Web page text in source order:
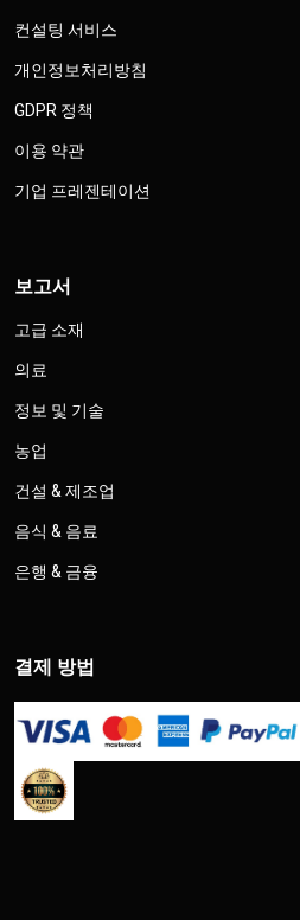
컨설팅 서비스
개인정보처리방침
GDPR 정책
이용 약관
기업 프레젠테이션
보고서
고급 소재
의료
정보 및 기술
농업
건설 & 제조업
음식 & 음료
은행 & 금융
결제 방법